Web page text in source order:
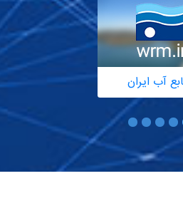
آب ایران